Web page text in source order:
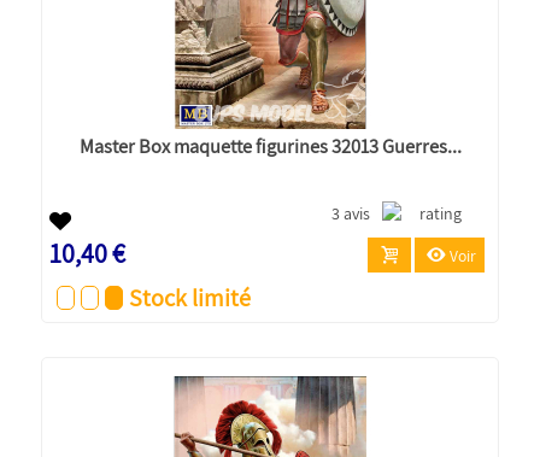
Master Box maquette figurines 32013 Guerres...
3 avis
10,40 € Voir
Stock limité